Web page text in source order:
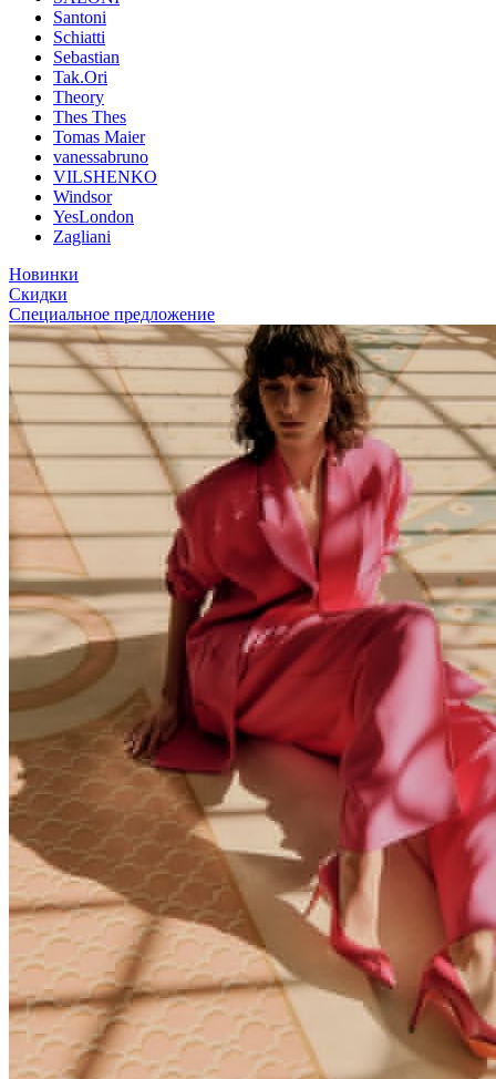
Santoni
Schiatti
Sebastian
Tak.Ori
Theory
Thes Thes
Tomas Maier
vanessabruno
VILSHENKO
Windsor
YesLondon
Zagliani
Новинки
Скидки
Специальное предложение